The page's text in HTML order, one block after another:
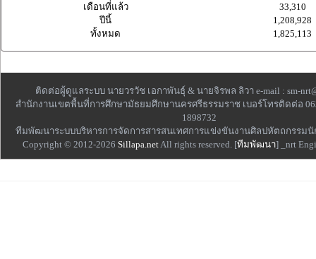
เดือนที่แล้ว
33,310
ปีนี้
1,208,928
ทั้งหมด
1,825,113
ติดต่อผู้ดูแลระบบ นายวรวัช เอกาพันธุ์ & นายจิรพล ลิวา e-mail : sm-
สำนักงานเขตพื้นที่การศึกษามัธยมศึกษานครศรีธรรมราช เบอร์โทรติดต่อ
1898732
ทีมพัฒนาระบบบริหารการจัดการสารสนเทศการแข่งขันงานศิลปหัตถกรรมนั
Copyright © 2012-2026 Sillapa.netAll rights reserved. [ทีมพัฒนา] _nrt